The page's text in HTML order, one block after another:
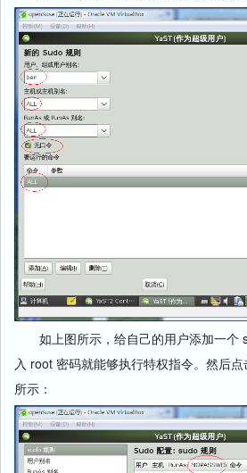
如上图所示，给自己的用户添加一个
入 root 密码就能够执行特权指令。然后
所示：